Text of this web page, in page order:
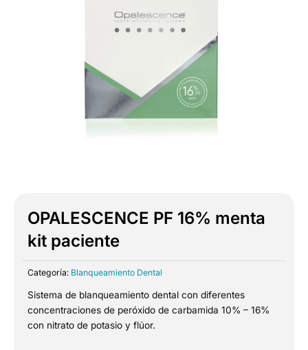
OPALESCENCE PF 16% menta
kit paciente
Categoría: Blanqueamiento Dental
Sistema de blanqueamiento dental con diferentes
concentraciones de peróxido de carbamida 10% – 16%
con nitrato de potasio y flúor.